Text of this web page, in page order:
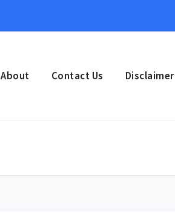
About Contact Us Disclaimer